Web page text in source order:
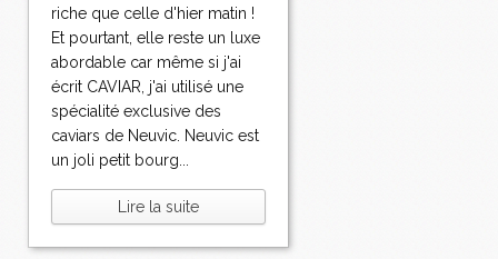
riche que celle d'hier matin !
Et pourtant, elle reste un luxe
abordable car même si j'ai
écrit CAVIAR, j'ai utilisé une
spécialité exclusive des
caviars de Neuvic. Neuvic est
un joli petit bourg...
Lire la suite